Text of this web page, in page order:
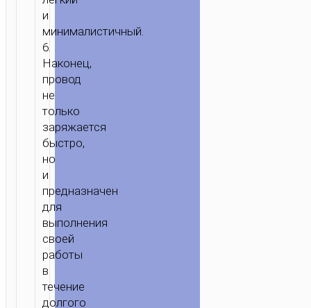
и
минималистичный.
6.
Наконец,
провод
не
только
заряжается
быстро,
но
и
предназначен
для
выполнения
своей
работы
в
течение
долгого